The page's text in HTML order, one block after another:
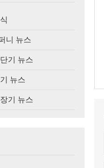
니 뉴스
기 뉴스
뉴스
기 뉴스